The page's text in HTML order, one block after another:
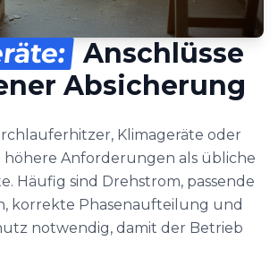
Anschlüsse
Absicherung
Klimageräte oder
höhere Anforderungen als übliche
Häufig sind Drehstrom, passende
korrekte Phasenaufteilung und
notwendig, damit der Betrieb